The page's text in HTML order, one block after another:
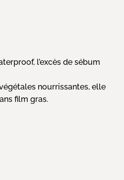
l’excès de sébum
nourrissantes, elle
film gras.